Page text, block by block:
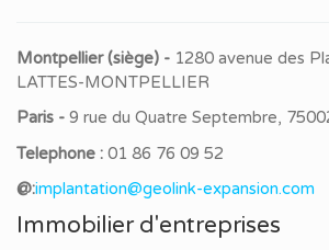
Montpellier (siège) - 1280 avenue des
LATTES-MONTPELLIER
Paris - 9 rue du Quatre Septembre,
Telephone : 01 86 76 09 52
@:implantation@geolink-expansion.com
Immobilier d'entreprises